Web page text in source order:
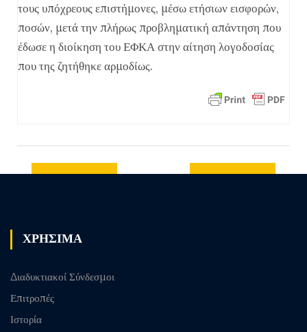
τους υπόχρεους επιστήμονες, μέσω ετήσιων εισφορών,
ποσών, μετά την πλήρως προβληματική απάντηση που
έδωσε η διοίκηση του ΕΦΚΑ στην αίτηση λογοδοσίας
που της ζητήθηκε αρμοδίως.
ΧΡΗΣΙΜΑ
Διαδυκτιακοί Σύνδεσμοι
Επιτροπές
Ιστορία